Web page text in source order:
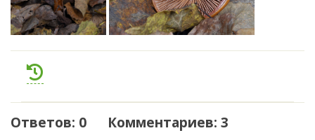
Ответов: 0 Комментариев: 3